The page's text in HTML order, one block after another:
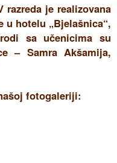
je realizovana
u hotelu „Bjelašnica“,
sa učenicima su
– Samra Akšamija,
fotogaleriji: